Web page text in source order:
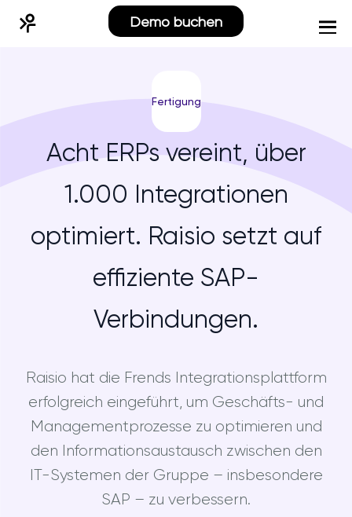
Demo buchen
Fertigung
Acht ERPs vereint, über
1.000 Integrationen
optimiert. Raisio setzt auf
effiziente SAP-
Verbindungen.
Raisio hat die Frends Integrationsplattform
erfolgreich eingeführt, um Geschäfts- und
Managementprozesse zu optimieren und
den Informationsaustausch zwischen den
IT-Systemen der Gruppe – insbesondere
SAP – zu verbessern.